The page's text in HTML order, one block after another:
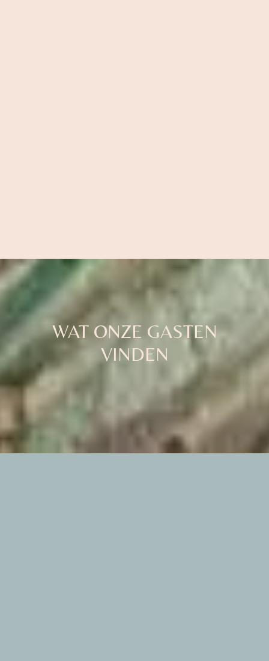
WAT ONZE GASTEN
VINDEN